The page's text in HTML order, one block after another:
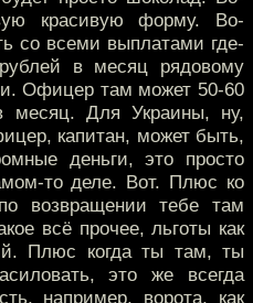
красивую форму. Во-
со всеми выплатами где-
в месяц рядовому
Офицер там может 50-60
месяц. Для Украины, ну,
капитан, может быть,
деньги, это просто
то деле. Вот. Плюс ко
возвращении тебе там
всё прочее, льготы как
Плюс когда ты там, ты
это же всегда
например, ворота, как